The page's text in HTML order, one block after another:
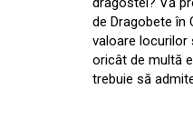
de Dragobete în
valoare locurilor
oricât de multă
trebuie să